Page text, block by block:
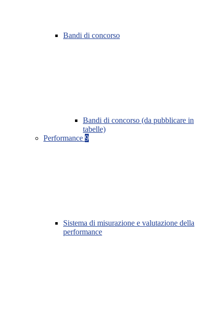
Bandi di concorso
Bandi di concorso (da pubblicare in
tabelle)
Performance 9
Sistema di misurazione e valutazione della
performance